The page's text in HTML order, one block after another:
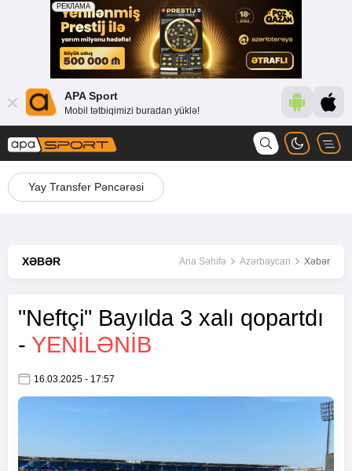
APA Sport
Mobil tətbiqimizi buradan yüklə!
Yay Transfer Pəncərəsi
XƏBƏR Ana Səhifə Azərbaycan Xəbər
"Neftçi" Bayılda 3 xalı qopartdı
- YENİLƏNİB
16.03.2025 - 17:57